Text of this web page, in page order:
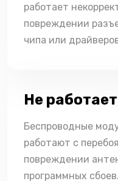
работает
повреждении
чипа или
Не
Беспроводные
работают с
повреждении
программных сбоев.